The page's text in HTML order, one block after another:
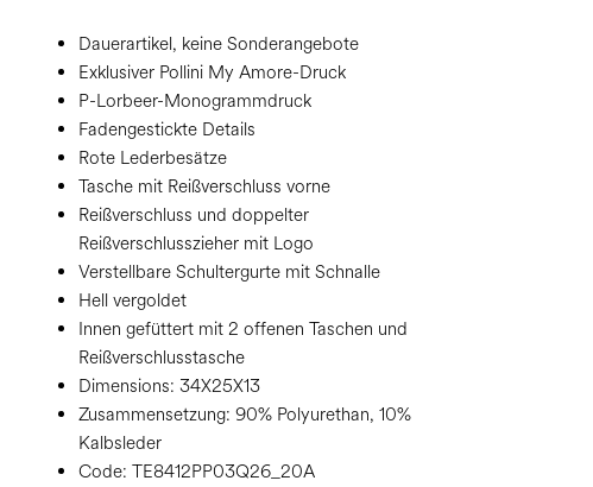
Dauerartikel, keine Sonderangebote
Exklusiver Pollini My Amore-Druck
P-Lorbeer-Monogrammdruck
Fadengestickte Details
Rote Lederbesätze
Tasche mit Reißverschluss vorne
Reißverschluss und doppelter
Reißverschlusszieher mit Logo
Verstellbare Schultergurte mit Schnalle
Hell vergoldet
Innen gefüttert mit 2 offenen Taschen und
Reißverschlusstasche
Dimensions: 34X25X13
Zusammensetzung: 90% Polyurethan, 10%
Kalbsleder
Code: TE8412PP03Q26_20A